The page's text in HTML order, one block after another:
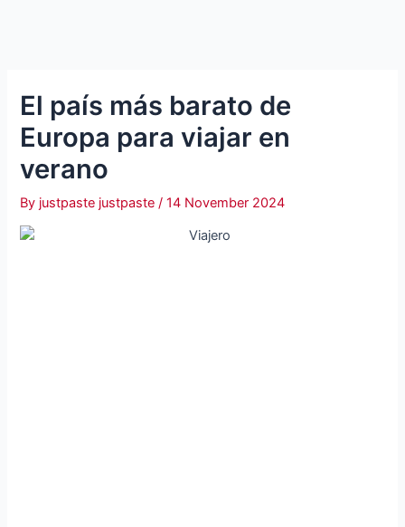
El país más barato de
Europa para viajar en
verano
By justpaste justpaste/14 November 2024